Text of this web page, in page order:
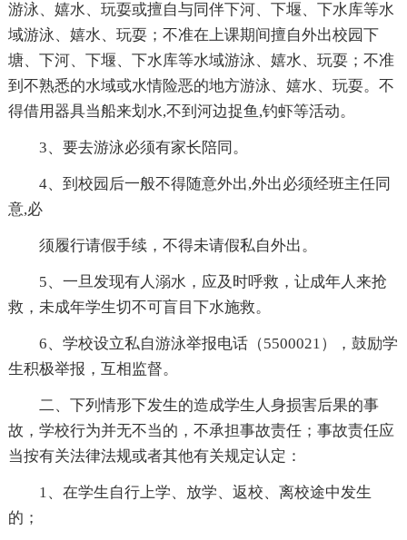
游泳、嬉水、玩耍或擅自与同伴下河、下堰、下水库等水
域游泳、嬉水、玩耍；不准在上课期间擅自外出校园下
塘、下河、下堰、下水库等水域游泳、嬉水、玩耍；不准
到不熟悉的水域或水情险恶的地方游泳、嬉水、玩耍。不
得借用器具当船来划水,不到河边捉鱼,钓虾等活动。
3、要去游泳必须有家长陪同。
4、到校园后一般不得随意外出,外出必须经班主任同
意,必
须履行请假手续，不得未请假私自外出。
5、一旦发现有人溺水，应及时呼救，让成年人来抢
救，未成年学生切不可盲目下水施救。
6、学校设立私自游泳举报电话（5500021），鼓励学
生积极举报，互相监督。
二、下列情形下发生的造成学生人身损害后果的事
故，学校行为并无不当的，不承担事故责任；事故责任应
当按有关法律法规或者其他有关规定认定：
1、在学生自行上学、放学、返校、离校途中发生
的；